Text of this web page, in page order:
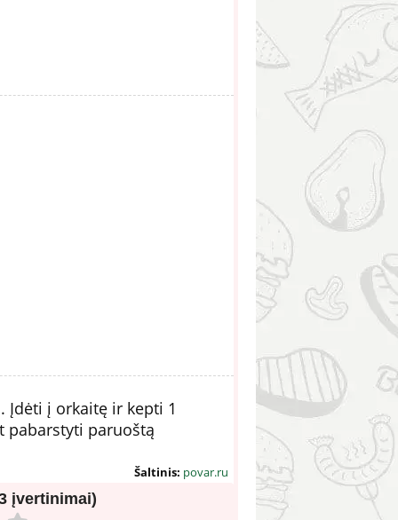
Įdėti į orkaitę ir kepti 1
pabarstyti paruoštą
Šaltinis: povar.ru
įvertinimai)